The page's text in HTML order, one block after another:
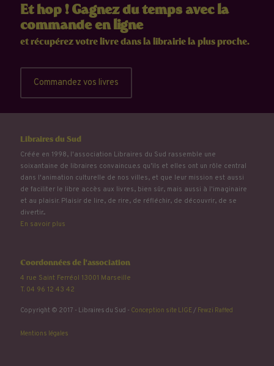
Et hop ! Gagnez du temps avec la
commande en ligne
et récupérez votre livre dans la librairie la plus proche.
Commandez vos livres
Libraires du Sud
Créée en 1998, l'association Libraires du Sud rassemble une
soixantaine de libraires convaincu.e.s qu’ils et elles ont un rôle central
dans l'animation culturelle de nos villes, et que leur mission est aussi
de faciliter le libre accès aux livres, bien sûr, mais aussi à l'imaginaire
et au plaisir. Plaisir de lire, de rire, de réfléchir, de découvrir, de se
divertir...
En savoir plus
Coordonnées de l'association
4 rue Saint Ferréol 13001 Marseille
T. 04 96 12 43 42
Copyright © 2017 - Libraires du Sud - Conception site LIGE/ Fewzi Raffed
Mentions légales